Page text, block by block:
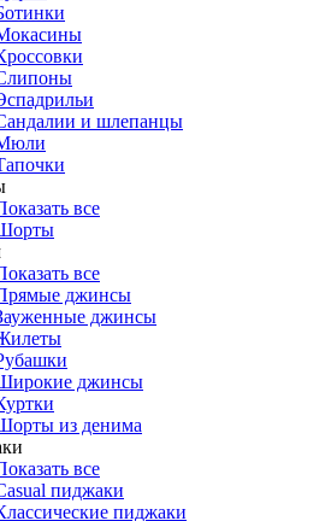
и шлепанцы
все
все
джинсы
джинсы
джинсы
из денима
все
пиджаки
пиджаки